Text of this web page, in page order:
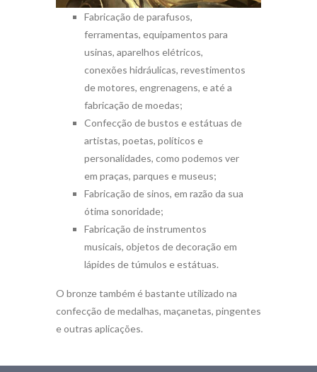
Fabricação de parafusos,
ferramentas, equipamentos para
usinas, aparelhos elétricos,
conexões hidráulicas, revestimentos
de motores, engrenagens, e até a
fabricação de moedas;
Confecção de bustos e estátuas de
artistas, poetas, políticos e
personalidades, como podemos ver
em praças, parques e museus;
Fabricação de sinos, em razão da sua
ótima sonoridade;
Fabricação de instrumentos
musicais, objetos de decoração em
lápides de túmulos e estátuas.
O bronze também é bastante utilizado na
confecção de medalhas, maçanetas, pingentes
e outras aplicações.